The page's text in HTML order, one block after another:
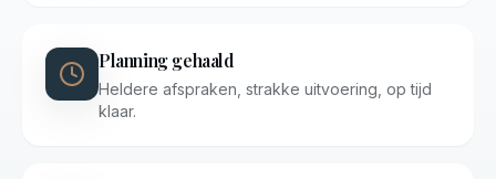
Planning gehaald
Heldere afspraken, strakke uitvoering, op tijd
klaar.